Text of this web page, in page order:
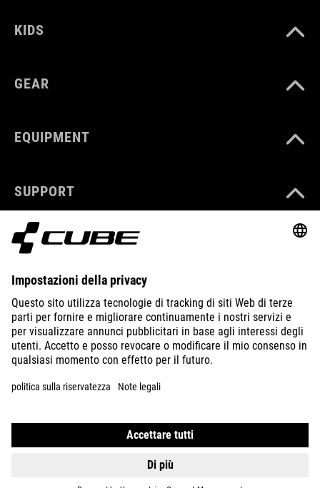
KIDS
GEAR
EQUIPMENT
SUPPORT
ABOUT US
EXPLORE